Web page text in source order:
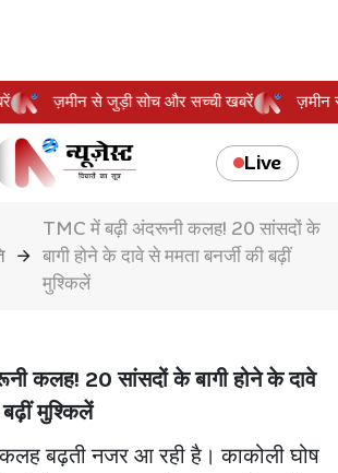
ज़मीन से जुड़ी सोच और सच्ची खबरें
Live
TMC में बढ़ी अंदरूनी कलह! 20 सांसदों के
बागी होने के दावे से ममता बनर्जी की बढ़ीं
मुश्किलें
कलह! 20 सांसदों के बागी होने के दावे
मुश्किलें
बढ़ती नजर आ रही है। काकोली घोष